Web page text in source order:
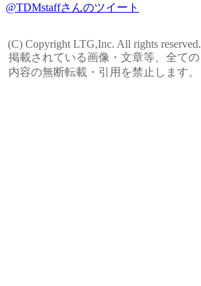
@TDMstaffさんのツイート
(C) Copyright LTG,Inc. All rights reserved.
掲載されている画像・文章等、全ての
内容の無断転載・引用を禁止します。